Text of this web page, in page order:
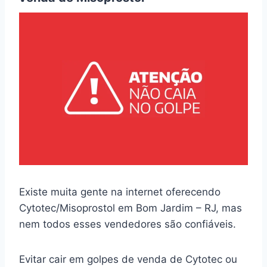
Existe muita gente na internet oferecendo
Cytotec/Misoprostol em Bom Jardim – RJ, mas
nem todos esses vendedores são confiáveis.
Evitar cair em golpes de venda de Cytotec ou